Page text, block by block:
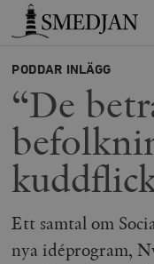
Timbro
PODDAR INLÄGG
“De
Ett samtal om
nya idéprogram,